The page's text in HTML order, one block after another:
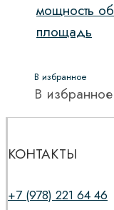
мощность
площадь
В избранное
В избранное
КОНТАКТЫ
+7 (978) 221 64 46